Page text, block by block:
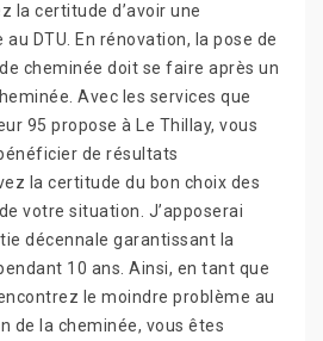
la certitude d’avoir une
DTU. En rénovation, la pose de
cheminée doit se faire après un
Avec les services que
95 propose à Le Thillay, vous
de résultats
la certitude du bon choix des
votre situation. J’apposerai
décennale garantissant la
10 ans. Ainsi, en tant que
le moindre problème au
de la cheminée, vous êtes